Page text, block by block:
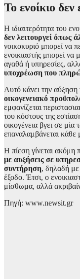
Το ενοίκιο δεν
Η ιδιαιτερότητα του
δεν λειτουργεί όπως
νοικοκυριό μπορεί να
ενοικιαστής μπορεί
αγαθά ή υπηρεσίες,
υποχρέωση που
Αυτό κάνει την αύξηση
οικογενειακό
εμφανίζεται
του κόστους της
οικογένεια βγει σε
επαναλαμβάνεται κάθε
Η πίεση γίνεται ακόμη
με αυξήσεις σε
συντήρηση, δηλαδή με
έξοδο. Έτσι, ο
μίσθωμα, αλλά
Πηγή: www.newsit.gr